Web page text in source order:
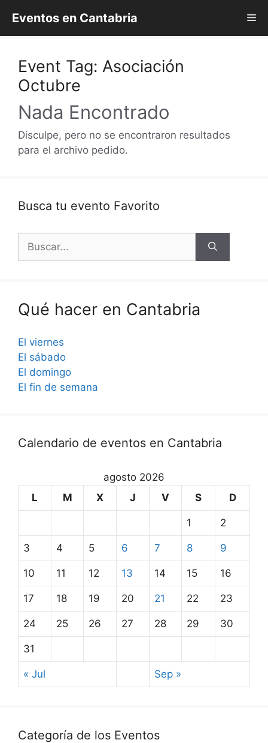
contenido
Eventos en Cantabria
Event Tag: Asociación
Octubre
Nada Encontrado
Disculpe, pero no se encontraron resultados
para el archivo pedido.
Busca tu evento Favorito
Buscar:
Qué hacer en Cantabria
El viernes
El sábado
El domingo
El fin de semana
Calendario de eventos en Cantabria
agosto 2026
L
M X J V S D
1 2
3 4 5 6 7 8 9
10 11 12 13 14 15 16
17 18 19 20 21 22 23
24 25 26 27 28 29 30
31
« Jul Sep »
Categoría de los Eventos